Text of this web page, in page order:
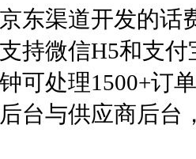
东渠道开发的话
持微信H5和支
可处理1500+订
台与供应商后台